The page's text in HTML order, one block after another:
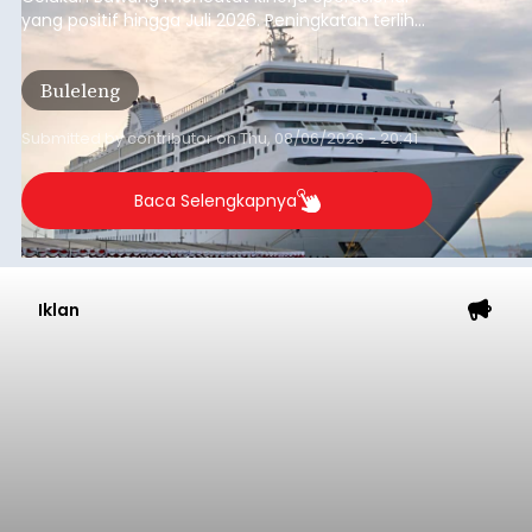
yang positif hingga Juli 2026. Peningkatan terlihat
dari arus kapal yang mencapai 1,48 juta Gross
Tonnage (GT), atau tumbuh 12,4 persen
dibandingkan periode yang sama tahun lalu
yang tercatat sebesar 1,32 juta GT.
Buleleng
Submitted bycontributoronThu, 08/06/2026 - 20:41
Baca Selengkapnya
Iklan